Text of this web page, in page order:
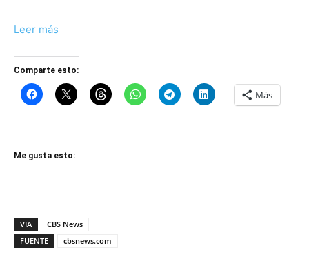
Leer más
Comparte esto:
Más
Me gusta esto:
VIA
CBS News
FUENTE
cbsnews.com